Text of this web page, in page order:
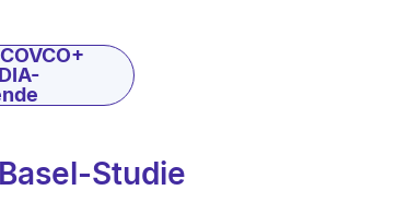
Studie